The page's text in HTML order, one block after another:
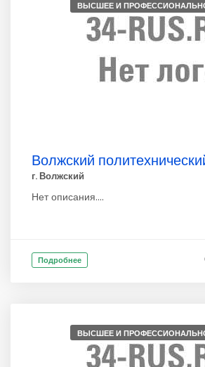
ВЫСШЕЕ И
Волжский
г. Волжский
Нет описания....
Подробнее
ВЫСШЕЕ И